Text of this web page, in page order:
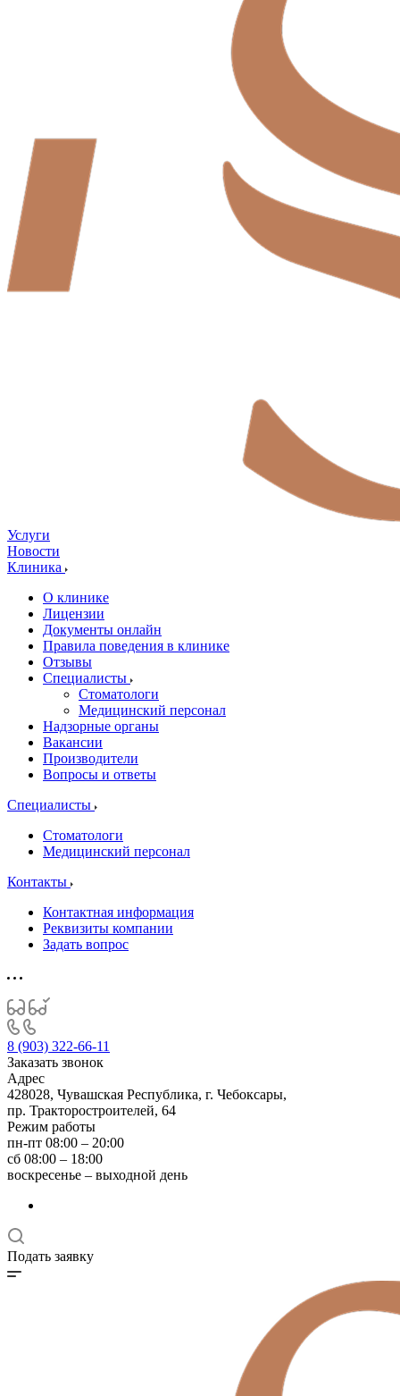
Услуги
Новости
Клиника
О клинике
Лицензии
Документы онлайн
Правила поведения в клинике
Отзывы
Специалисты
Стоматологи
Медицинский персонал
Надзорные органы
Вакансии
Производители
Вопросы и ответы
Специалисты
Стоматологи
Медицинский персонал
Контакты
Контактная информация
Реквизиты компании
Задать вопрос
8 (903) 322-66-11
Заказать звонок
Адрес
428028, Чувашская Республика, г. Чебоксары,
пр. Тракторостроителей, 64
Режим работы
пн-пт 08:00 – 20:00
сб 08:00 – 18:00
воскресенье – выходной день
Подать заявку